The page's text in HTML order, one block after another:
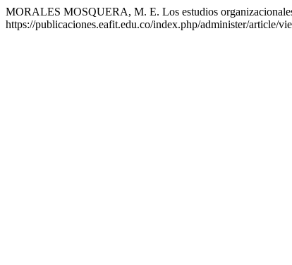
MORALES MOSQUERA, M. E. Los estudios
https://publicaciones.eafit.edu.co/index.php/administer/article/